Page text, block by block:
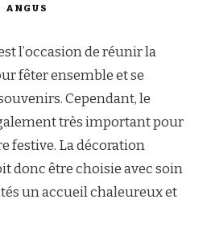
ANGUS
l’occasion de réunir la
fêter ensemble et se
Cependant, le
très important pour
festive. La décoration
donc être choisie avec soin
un accueil chaleureux et